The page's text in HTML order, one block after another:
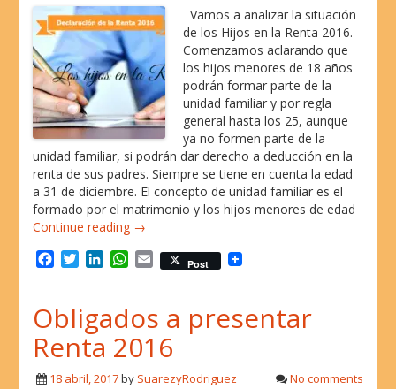
k
n
p
Vamos a analizar la situación
de los Hijos en la Renta 2016.
Comenzamos aclarando que
los hijos menores de 18 años
podrán formar parte de la
unidad familiar y por regla
general hasta los 25, aunque
ya no formen parte de la
unidad familiar, si podrán dar derecho a deducción en la
renta de sus padres. Siempre se tiene en cuenta la edad
a 31 de diciembre. El concepto de unidad familiar es el
formado por el matrimonio y los hijos menores de edad
Continue reading →
e
b
o
k
T
t
t
e
k
e
d
n
W
t
s
A
p
E
i
l
Post
Obligados a presentar
Renta 2016
18 abril, 2017by SuarezyRodriguez No comments